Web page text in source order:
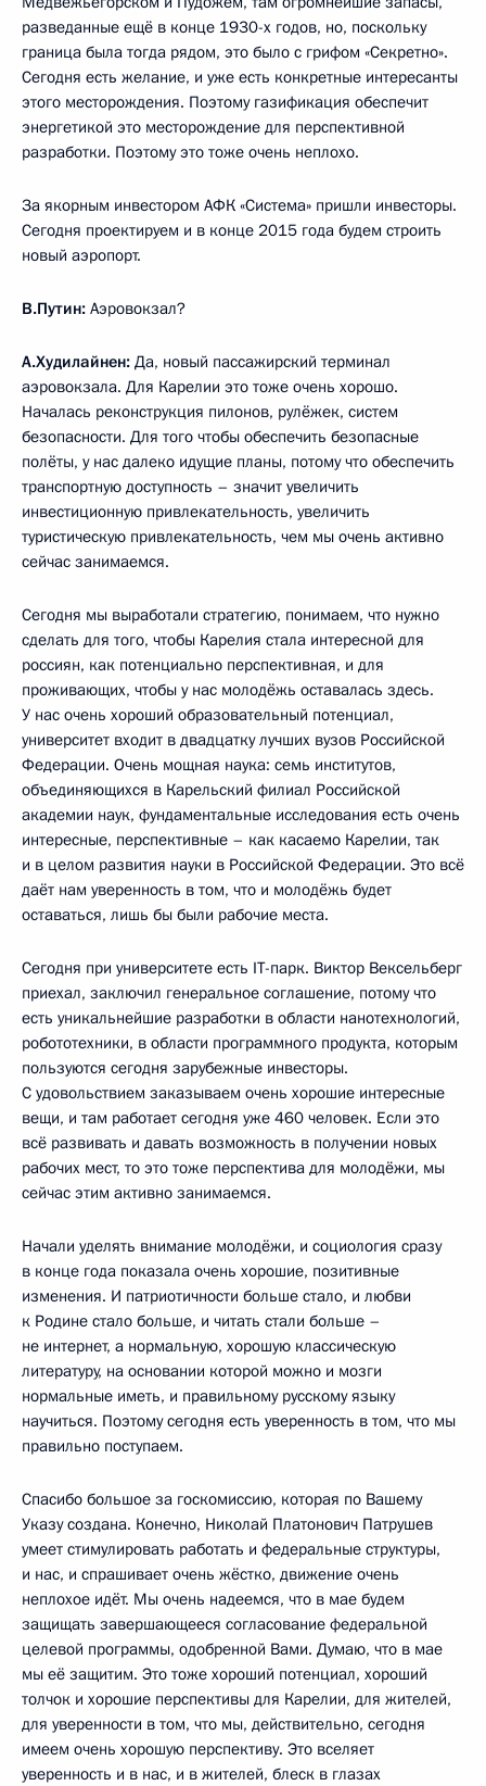
разведанные ещё в конце 1930-х годов, но, поскольку
граница была тогда рядом, это было с грифом «Секретно».
Сегодня есть желание, и уже есть конкретные интересанты
этого месторождения. Поэтому газификация обеспечит
энергетикой это месторождение для перспективной
разработки. Поэтому это тоже очень неплохо.
За якорным инвестором АФК «Система» пришли инвесторы.
Сегодня проектируем и в конце 2015 года будем строить
новый аэропорт.
В.Путин: Аэровокзал?
А.Худилайнен: Да, новый пассажирский терминал
аэровокзала. Для Карелии это тоже очень хорошо.
Началась реконструкция пилонов, рулёжек, систем
безопасности. Для того чтобы обеспечить безопасные
полёты, у нас далеко идущие планы, потому что обеспечить
транспортную доступность – значит увеличить
инвестиционную привлекательность, увеличить
туристическую привлекательность, чем мы очень активно
сейчас занимаемся.
Сегодня мы выработали стратегию, понимаем, что нужно
сделать для того, чтобы Карелия стала интересной для
россиян, как потенциально перспективная, и для
проживающих, чтобы у нас молодёжь оставалась здесь.
У нас очень хороший образовательный потенциал,
университет входит в двадцатку лучших вузов Российской
Федерации. Очень мощная наука: семь институтов,
объединяющихся в Карельский филиал Российской
академии наук, фундаментальные исследования есть очень
интересные, перспективные – как касаемо Карелии, так
и в целом развития науки в Российской Федерации. Это всё
даёт нам уверенность в том, что и молодёжь будет
оставаться, лишь бы были рабочие места.
Сегодня при университете есть IT-парк. Виктор Вексельберг
приехал, заключил генеральное соглашение, потому что
есть уникальнейшие разработки в области нанотехнологий,
робототехники, в области программного продукта, которым
пользуются сегодня зарубежные инвесторы.
С удовольствием заказываем очень хорошие интересные
вещи, и там работает сегодня уже 460 человек. Если это
всё развивать и давать возможность в получении новых
рабочих мест, то это тоже перспектива для молодёжи, мы
сейчас этим активно занимаемся.
Начали уделять внимание молодёжи, и социология сразу
в конце года показала очень хорошие, позитивные
изменения. И патриотичности больше стало, и любви
к Родине стало больше, и читать стали больше –
не интернет, а нормальную, хорошую классическую
литературу, на основании которой можно и мозги
нормальные иметь, и правильному русскому языку
научиться. Поэтому сегодня есть уверенность в том, что мы
правильно поступаем.
Спасибо большое за госкомиссию, которая по Вашему
Указу создана. Конечно, Николай Платонович Патрушев
умеет стимулировать работать и федеральные структуры,
и нас, и спрашивает очень жёстко, движение очень
неплохое идёт. Мы очень надеемся, что в мае будем
защищать завершающееся согласование федеральной
целевой программы, одобренной Вами. Думаю, что в мае
мы её защитим. Это тоже хороший потенциал, хороший
толчок и хорошие перспективы для Карелии, для жителей,
для уверенности в том, что мы, действительно, сегодня
имеем очень хорошую перспективу. Это вселяет
уверенность и в нас, и в жителей, блеск в глазах